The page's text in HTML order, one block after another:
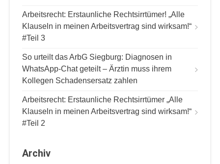
Arbeitsrecht: Erstaunliche Rechtsirrtümer! „Alle
Klauseln in meinen Arbeitsvertrag sind wirksam!“
#Teil 3
So urteilt das ArbG Siegburg: Diagnosen in
WhatsApp-Chat geteilt – Ärztin muss ihrem
Kollegen Schadensersatz zahlen
Arbeitsrecht: Erstaunliche Rechtsirrtümer „Alle
Klauseln in meinen Arbeitsvertrag sind wirksam!“
#Teil 2
Archiv